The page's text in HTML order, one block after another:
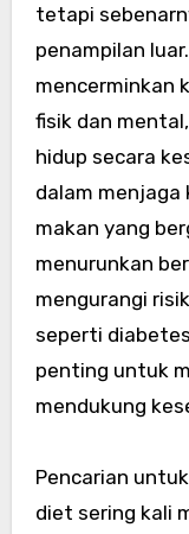
tetapi
penampilan
mencerminkan
fisik dan
hidup secara
dalam menjaga
makan yang
menurunkan
mengurangi
seperti
penting untuk
mendukung
Pencarian
diet sering kali